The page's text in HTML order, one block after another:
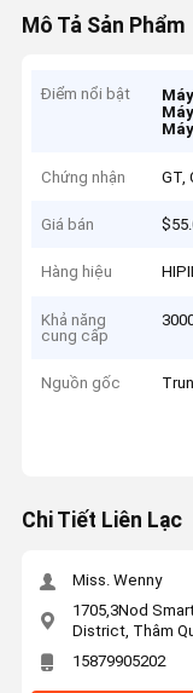
Mô Tả Sản Phẩm
Điểm nổi bật
Chứng nhận GT,
Giá bán
Hàng hiệu
Khả năng
cung cấp
Nguồn gốc
Chi Tiết Liên Lạc
Miss. Wenny
1705,3Nod
District, Thâm
15879905202